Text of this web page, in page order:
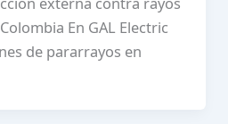
En GAL Electric
de pararrayos en